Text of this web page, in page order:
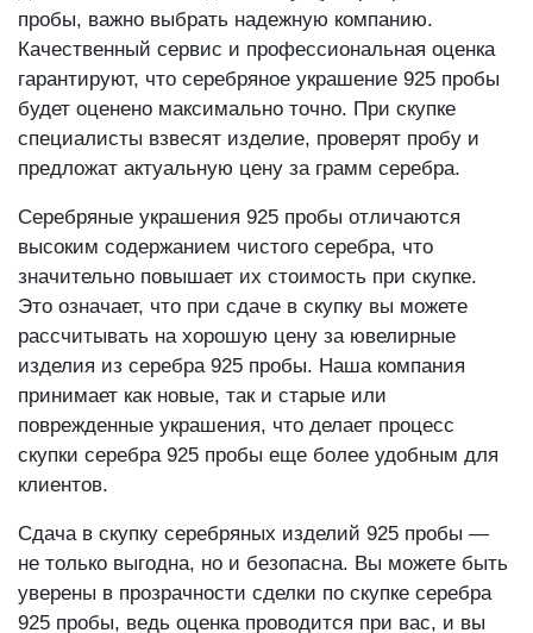
Для тех, кто хочет сдать в скупку серебро 925
пробы, важно выбрать надежную компанию.
Качественный сервис и профессиональная оценка
гарантируют, что серебряное украшение 925 пробы
будет оценено максимально точно. При скупке
специалисты взвесят изделие, проверят пробу и
Серебряные украшения 925 пробы отличаются
высоким содержанием чистого серебра, что
значительно повышает их стоимость при скупке.
Это означает, что при сдаче в скупку вы можете
рассчитывать на хорошую цену за ювелирные
изделия из серебра 925 пробы. Наша компания
принимает как новые, так и старые или
поврежденные украшения, что делает процесс
скупки серебра 925 пробы еще более удобным для
Сдача в скупку серебряных изделий 925 пробы —
не только выгодна, но и безопасна. Вы можете быть
уверены в прозрачности сделки по скупке серебра